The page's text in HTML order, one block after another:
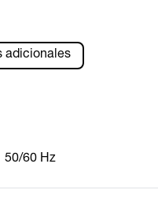
adicionales
50/60 Hz